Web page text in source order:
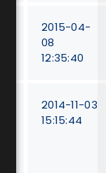
2015-04-
08
12:35:40
2014-11-03
15:15:44